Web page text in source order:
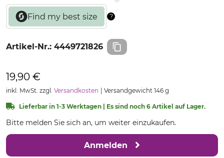
Artikel-Nr.: 4449721826
19,90 €
inkl. MwSt. zzgl. Versandkosten Versandgewicht 146 g
Lieferbar in 1-3 Werktagen | Es sind noch 6 Artikel auf Lager.
Bitte melden Sie sich an, um weiter einzukaufen.
Anmelden